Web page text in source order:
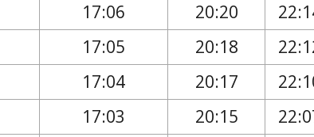
17:06 20:20
17:05 20:18
17:04 20:17
17:03 20:15